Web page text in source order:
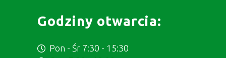
Godziny otwarcia:
Pon - Śr 7:30 - 15:30